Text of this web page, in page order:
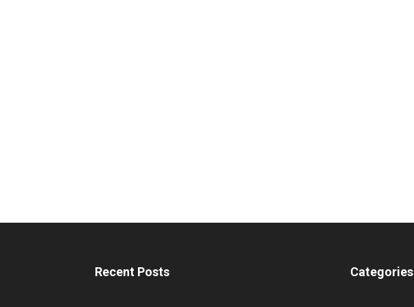
Recent Posts Categories